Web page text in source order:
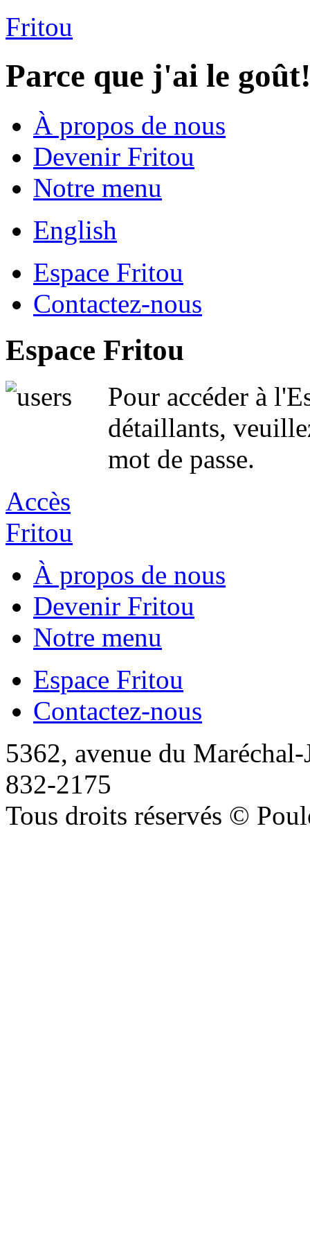
Fritou
Parce que j'ai le
À propos de nous
Devenir Fritou
Notre menu
English
Espace Fritou
Contactez-nous
Espace Fritou
Pour accéder à
détaillants,
mot de passe.
Accès
Fritou
À propos de nous
Devenir Fritou
Notre menu
Espace Fritou
Contactez-nous
5362, avenue du
832-2175
Tous droits réservés ©